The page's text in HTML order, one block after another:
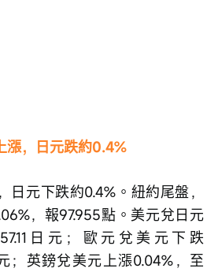
漲，日元跌約0.4%
日元下跌約0.4%。紐約尾盤，
，報97.955點。美元兌日元
日元；歐元兌美元下跌
；英鎊兌美元上漲0.04%，至